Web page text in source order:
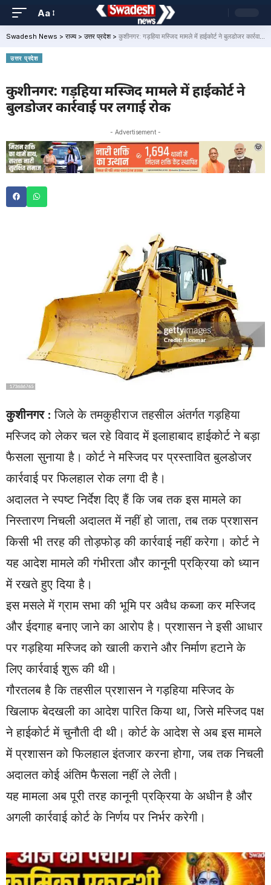
Aa
Swadesh News > राज्य> उत्तर प्रदेश> कुशीनगर: गड़हिया मस्जिद मामले में हाईकोर्ट ने बुलडोजर कार्रवाई पर लगाई रोक
उत्तर प्रदेश
कुशीनगर: गड़हिया मस्जिद मामले में हाईकोर्ट ने
बुलडोजर कार्रवाई पर लगाई रोक
- Advertisement -
कुशीनगर :जिले के तमकुहीराज तहसील अंतर्गत गड़हिया
मस्जिद को लेकर चल रहे विवाद में इलाहाबाद हाईकोर्ट ने बड़ा
फैसला सुनाया है। कोर्ट ने मस्जिद पर प्रस्तावित बुलडोजर
कार्रवाई पर फिलहाल रोक लगा दी है।
अदालत ने स्पष्ट निर्देश दिए हैं कि जब तक इस मामले का
निस्तारण निचली अदालत में नहीं हो जाता, तब तक प्रशासन
किसी भी तरह की तोड़फोड़ की कार्रवाई नहीं करेगा। कोर्ट ने
यह आदेश मामले की गंभीरता और कानूनी प्रक्रिया को ध्यान
में रखते हुए दिया है।
इस मसले में ग्राम सभा की भूमि पर अवैध कब्जा कर मस्जिद
और ईदगाह बनाए जाने का आरोप है। प्रशासन ने इसी आधार
पर गड़हिया मस्जिद को खाली कराने और निर्माण हटाने के
लिए कार्रवाई शुरू की थी।
गौरतलब है कि तहसील प्रशासन ने गड़हिया मस्जिद के
खिलाफ बेदखली का आदेश पारित किया था, जिसे मस्जिद पक्ष
ने हाईकोर्ट में चुनौती दी थी। कोर्ट के आदेश से अब इस मामले
में प्रशासन को फिलहाल इंतजार करना होगा, जब तक निचली
अदालत कोई अंतिम फैसला नहीं ले लेती।
यह मामला अब पूरी तरह कानूनी प्रक्रिया के अधीन है और
अगली कार्रवाई कोर्ट के निर्णय पर निर्भर करेगी।